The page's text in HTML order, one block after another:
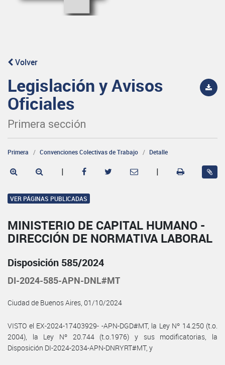
Volver
Legislación y Avisos
Oficiales
Primera sección
Primera Convenciones Colectivas de Trabajo Detalle
| |
VER PÁGINAS PUBLICADAS
MINISTERIO DE CAPITAL HUMANO -
DIRECCIÓN DE NORMATIVA LABORAL
Disposición 585/2024
DI-2024-585-APN-DNL#MT
Ciudad de Buenos Aires, 01/10/2024
VISTO el EX-2024-17403929- -APN-DGD#MT, la Ley Nº 14.250 (t.o.
2004), la Ley Nº 20.744 (t.o.1976) y sus modificatorias, la
Disposición DI-2024-2034-APN-DNRYRT#MT, y